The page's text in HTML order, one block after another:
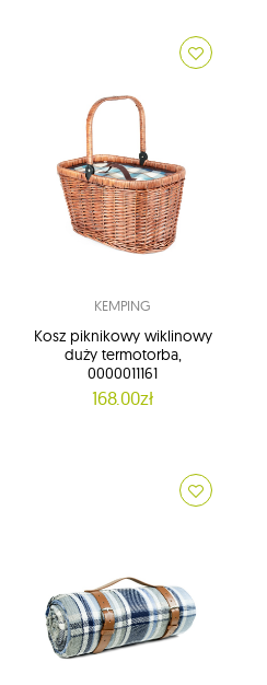
KEMPING
Kosz piknikowy wiklinowy
duży termotorba,
0000011161
168.00zł